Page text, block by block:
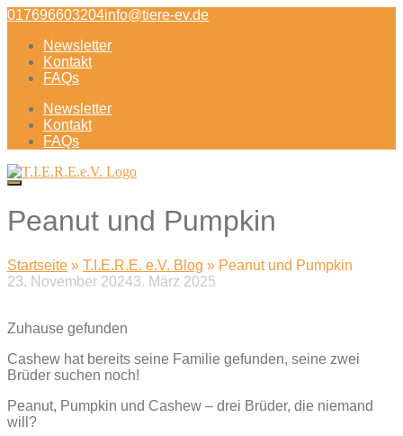
Direkt
Inhalt
017696603204info@tiere-ev.de
Newsletter
Kontakt
FAQs
Newsletter
Kontakt
FAQs
Peanut und Pumpkin
Startseite » T.I.E.R.E. e.V. Blog » Peanut und Pumpkin
23. November 20243. März 2025
Zuhause gefunden
Cashew hat bereits seine Familie gefunden, seine zwei
Brüder suchen noch!
Peanut, Pumpkin und Cashew – drei Brüder, die niemand
will?